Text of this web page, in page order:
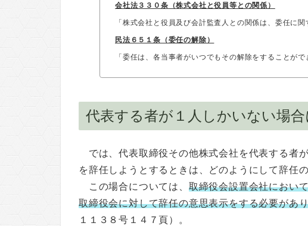
会社法３３０条（株式会社と役員等との関係）
「株式会社と役員及び会計監査人との関係は、委任に関
民法６５１条（委任の解除）
「委任は、各当事者がいつでもその解除をすることがで
代表する者が１人しかいない場
では、代表取締役その他株式会社を代表する者
を辞任しようとするときは、どのようにして辞任
この場合については、 取締役会設置会社におい
取締役会に対して辞任の意思表示をする必要があ
１１３８号１４７頁）。